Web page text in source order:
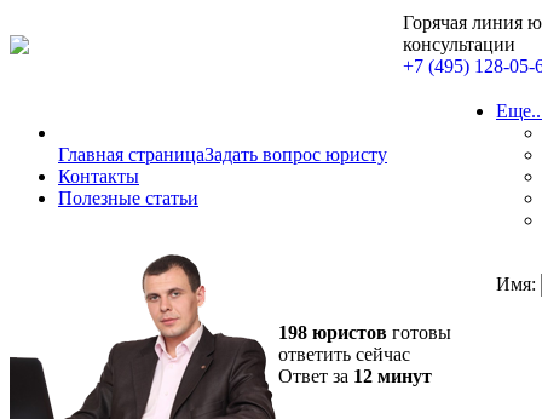
Горячая линия
консультации
+7 (495) 128-05-
Главная страницаЗадать вопрос юристу
Контакты
Полезные статьи
198 юристов готовы
ответить сейчас
Ответ за 12 минут
Имя: